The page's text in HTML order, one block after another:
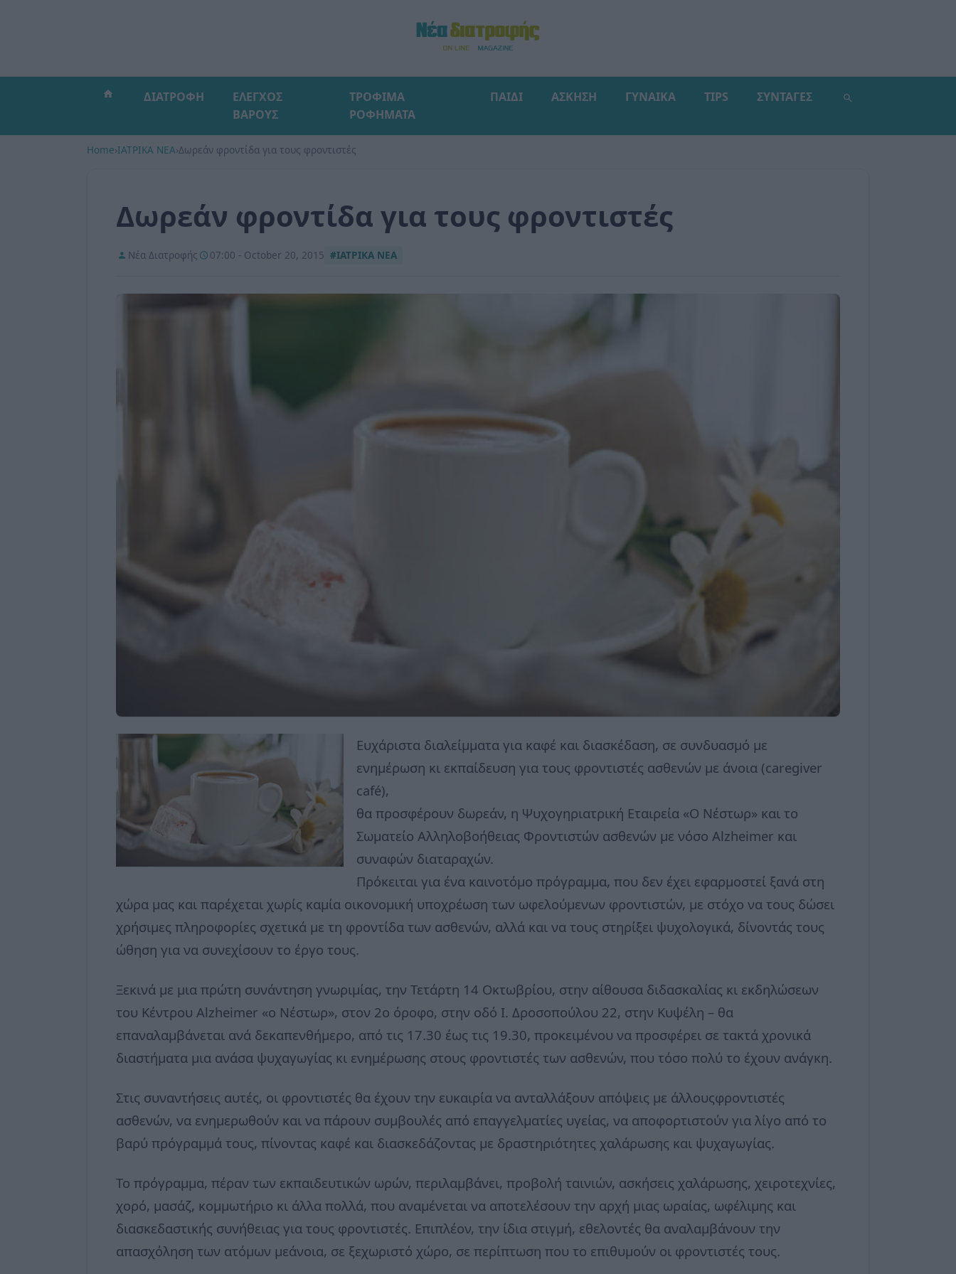
ΔΙΑΤΡΟΦΗ
ΕΛΕΓΧΟΣ
ΒΑΡΟΥΣ
ΤΡΟΦΙΜΑ
ΡΟΦΗΜΑΤΑ
ΠΑΙΔΙ ΑΣΚΗΣΗ ΓΥΝΑΙΚΑ TIPS ΣΥΝΤΑΓΕΣ
Home›ΙΑΤΡΙΚΑ ΝΕΑ›Δωρεάν φροντίδα για τους φροντιστές
Δωρεάν φροντίδα για τους φροντιστές
Νέα Διατροφής 07:00 - October 20, 2015 #ΙΑΤΡΙΚΑ ΝΕΑ
Ευχάριστα διαλείμματα για καφέ και διασκέδαση, σε συνδυασμό με
ενημέρωση κι εκπαίδευση για τους φροντιστές ασθενών με άνοια (caregiver
café),
θα προσφέρουν δωρεάν, η Ψυχογηριατρική Εταιρεία «Ο Νέστωρ» και το
Σωματείο Αλληλοβοήθειας Φροντιστών ασθενών με νόσο Alzheimer και
συναφών διαταραχών.
Πρόκειται για ένα καινοτόμο πρόγραμμα, που δεν έχει εφαρμοστεί ξανά στη
χώρα μας και παρέχεται χωρίς καμία οικονομική υποχρέωση των ωφελούμενων φροντιστών, με στόχο να τους δώσει
χρήσιμες πληροφορίες σχετικά με τη φροντίδα των ασθενών, αλλά και να τους στηρίξει ψυχολογικά, δίνοντάς τους
ώθηση για να συνεχίσουν το έργο τους.
Ξεκινά με μια πρώτη συνάντηση γνωριμίας, την Τετάρτη 14 Οκτωβρίου, στην αίθουσα διδασκαλίας κι εκδηλώσεων
του Κέντρου Alzheimer «ο Νέστωρ», στον 2ο όροφο, στην οδό Ι. Δροσοπούλου 22, στην Κυψέλη – θα
επαναλαμβάνεται ανά δεκαπενθήμερο, από τις 17.30 έως τις 19.30, προκειμένου να προσφέρει σε τακτά χρονικά
διαστήματα μια ανάσα ψυχαγωγίας κι ενημέρωσης στους φροντιστές των ασθενών, που τόσο πολύ το έχουν ανάγκη.
Στις συναντήσεις αυτές, οι φροντιστές θα έχουν την ευκαιρία να ανταλλάξουν απόψεις με άλλουςφροντιστές
ασθενών, να ενημερωθούν και να πάρουν συμβουλές από επαγγελματίες υγείας, να αποφορτιστούν για λίγο από το
βαρύ πρόγραμμά τους, πίνοντας καφέ και διασκεδάζοντας με δραστηριότητες χαλάρωσης και ψυχαγωγίας.
Το πρόγραμμα, πέραν των εκπαιδευτικών ωρών, περιλαμβάνει, προβολή ταινιών, ασκήσεις χαλάρωσης, χειροτεχνίες,
χορό, μασάζ, κομμωτήριο κι άλλα πολλά, που αναμένεται να αποτελέσουν την αρχή μιας ωραίας, ωφέλιμης και
διασκεδαστικής συνήθειας για τους φροντιστές. Επιπλέον, την ίδια στιγμή, εθελοντές θα αναλαμβάνουν την
απασχόληση των ατόμων μεάνοια, σε ξεχωριστό χώρο, σε περίπτωση που το επιθυμούν οι φροντιστές τους.